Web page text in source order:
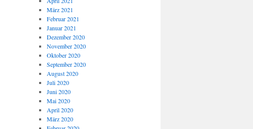
März 2021
Februar 2021
Januar 2021
Dezember 2020
November 2020
Oktober 2020
September 2020
August 2020
Juli 2020
Juni 2020
Mai 2020
April 2020
März 2020